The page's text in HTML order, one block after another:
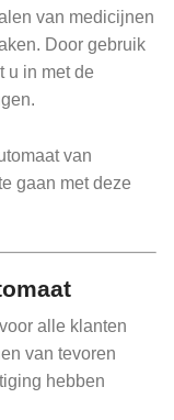
van medicijnen
Door gebruik
u in met de
van
gaan met deze
alle klanten
van tevoren
hebben